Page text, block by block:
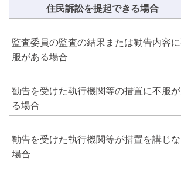
住民訴訟を提起できる場合
監査委員の監査の結果または勧告内容
服がある場合
勧告を受けた執行機関等の措置に不服
る場合
勧告を受けた執行機関等が措置を講じ
場合